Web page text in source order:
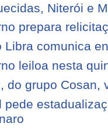
Niterói e
prepara
Libra comunica
leiloa nesta
do grupo Cosan,
pede